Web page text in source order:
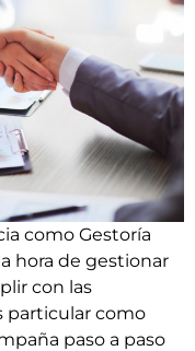
como Gestoría
hora de gestionar
con las
particular como
paso a paso